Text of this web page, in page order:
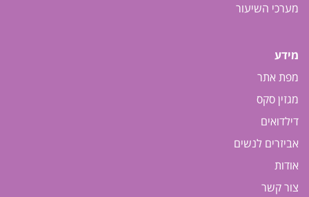
מערכי השיעור
מידע
מפת אתר
מגזין סקס
דילדואים
אביזרים לנשים
אודות
צור קשר